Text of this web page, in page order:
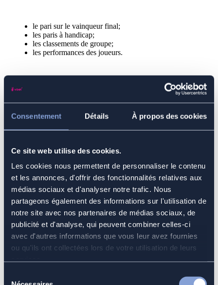
Consentement Détails À propos des cookies
Ce site web utilise des cookies.
Les cookies nous permettent de personnaliser le contenu
et les annonces, d'offrir des fonctionnalités relatives aux
médias sociaux et d'analyser notre trafic. Nous
partageons également des informations sur l'utilisation de
notre site avec nos partenaires de médias sociaux, de
publicité et d'analyse, qui peuvent combiner celles-ci
avec d'autres informations que vous leur avez fournies
ou qu'ils ont collectées lors de votre utilisation de leurs
le pari sur le vainqueur final;
les paris à handicap;
les classements de groupe;
les performances des joueurs.
favoris pour la Coupe du monde des clubs 2025?
Le mondial des clubs 2025 s’annonce comme un tournoi
européennes. Le Real Madrid, Manchester City, le PSG ou
encore le Bayern Munich disposent des effectifs, de
l’expérience et de la structure nécessaires pour viser le titre.
Du côté des joueurs, les grandes stars comme les jeunes talents
seront au centre de l’attention, avec un impact direct sur les
performances collectives. Enfin, l’analyse des cotes de paris
sportifs confirme la place centrale des clubs européens dans
les pronostics.